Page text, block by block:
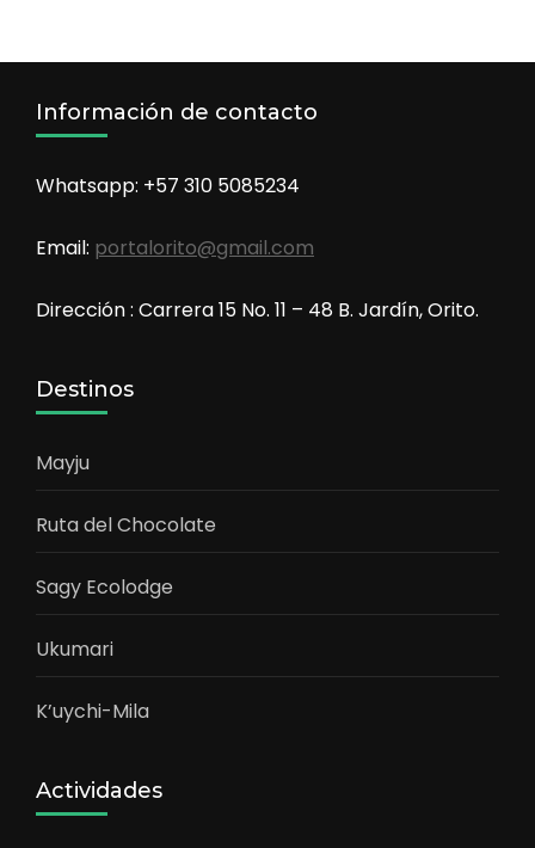
Información de contacto
Whatsapp: +57 310 5085234
Email: portalorito@gmail.com
Dirección : Carrera 15 No. 11 – 48 B. Jardín, Orito.
Destinos
Mayju
Ruta del Chocolate
Sagy Ecolodge
Ukumari
K’uychi-Mila
Actividades